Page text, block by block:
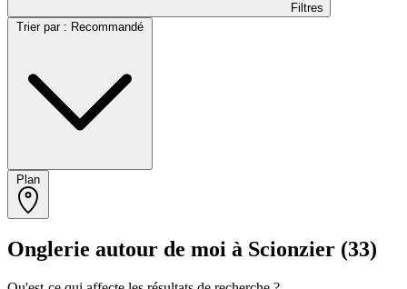
Filtres
Onglerie autour de moi à Scionzier (33)